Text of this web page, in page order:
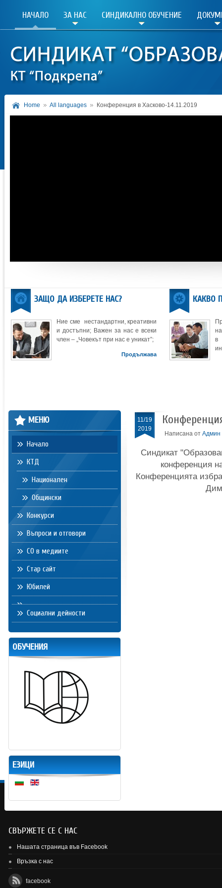
НАЧАЛО ЗА НАС СИНДИКАЛНО ОБУЧЕНИЕ
Home All languages Конференция в Хасково-14.11.2019
ЗАЩО ДА ИЗБЕРЕТЕ НАС?
Ние сме нестандартни, креативни
и достъпни; Важен за нас е всеки
член – „Човекът при нас е уникат”;
Продължава
КАКВО
в
11/19
2019
Написана от Админ
Синдикат
конференция
Конференцията
МЕНЮ
Начало
КТД
Национален
Общински
Конкурси
Въпроси и отговори
СО в медиите
Стар сайт
Юбилей
Социални дейности
ОБУЧЕНИЯ
ЕЗИЦИ
СВЪРЖЕТЕ СЕ С НАС
Нашата страница във Facebook
Връзка с нас
facebook